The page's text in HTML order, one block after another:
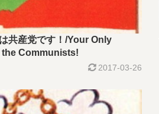
共産党です！/Your Only
the Communists!
2017-03-26